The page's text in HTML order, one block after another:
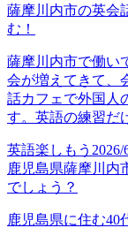
薩摩川内市の英会
む！
薩摩川内市で働い
会が増えてきて、
話カフェで外国人
す。英語の練習だ
英語楽しもう 2026/
鹿児島県薩摩川内
でしょう？
鹿児島県に住む40